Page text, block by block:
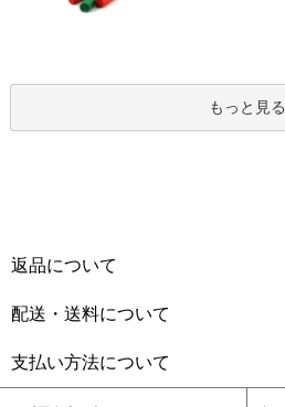
もっと見る
返品について
配送・送料について
支払い方法について